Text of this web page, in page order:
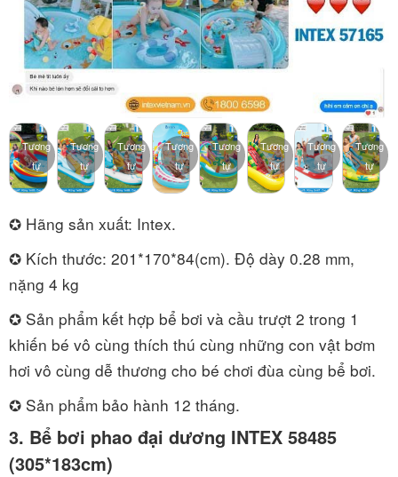
Tương
tự
Tương
tự
Tương
tự
Tương
tự
Tương
tự
Tương
tự
Tương
tự
Tương
tự
✪ Hãng sản xuất: Intex.
✪ Kích thước: 201*170*84(cm). Độ dày 0.28 mm,
nặng 4 kg
✪ Sản phẩm kết hợp bể bơi và cầu trượt 2 trong 1
khiến bé vô cùng thích thú cùng những con vật bơm
hơi vô cùng dễ thương cho bé chơi đùa cùng bể bơi.
✪ Sản phẩm bảo hành 12 tháng.
3. Bể bơi phao đại dương INTEX 58485
(305*183cm)